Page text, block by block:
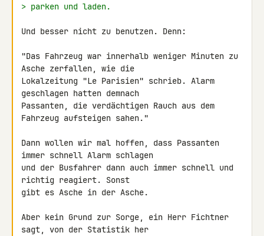
> parken und laden.
Und besser nicht zu benutzen. Denn:
"Das Fahrzeug war innerhalb weniger Minuten zu
Asche zerfallen, wie die
Lokalzeitung "Le Parisien" schrieb. Alarm
geschlagen hatten demnach
Passanten, die verdächtigen Rauch aus dem
Fahrzeug aufsteigen sahen."
Dann wollen wir mal hoffen, dass Passanten
immer schnell Alarm schlagen
und der Busfahrer dann auch immer schnell und
richtig reagiert. Sonst
gibt es Asche in der Asche.
Aber kein Grund zur Sorge, ein Herr Fichtner
sagt, von der Statistik her